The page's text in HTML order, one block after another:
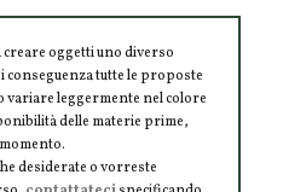
oggetti uno diverso
tutte le proposte
leggermente nel colore
delle materie prime,
desiderate o vorreste